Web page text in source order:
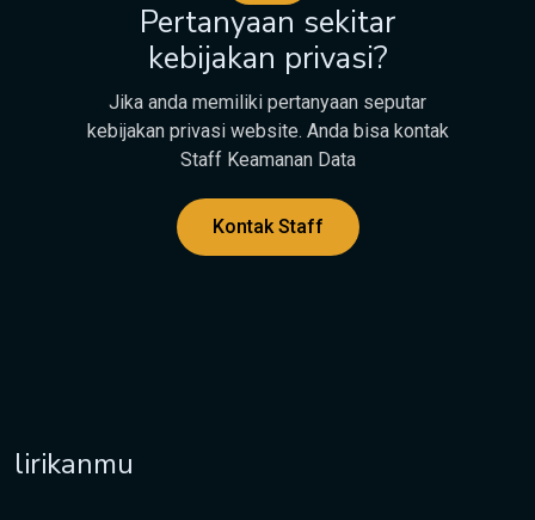
Pertanyaan sekitar
kebijakan privasi?
Jika anda memiliki pertanyaan seputar
kebijakan privasi website. Anda bisa kontak
Staff Keamanan Data
Kontak Staff
lirikanmu